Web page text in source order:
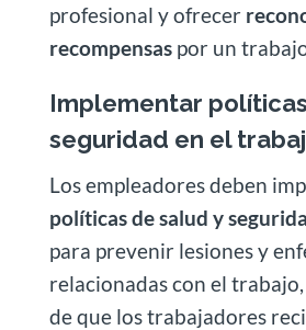
profesional y ofrecer
recompensaspor un
Implementar
seguridad en el
Los empleadores deben
políticas de salud y
para prevenir lesiones y
relacionadas con el
de que los trabajadores